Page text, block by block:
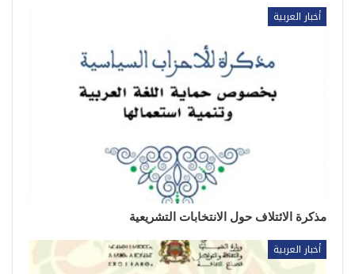
أخبار العربية
مذكرة الائتلاف حول الانتخابات التشريعية
أخبار العربية